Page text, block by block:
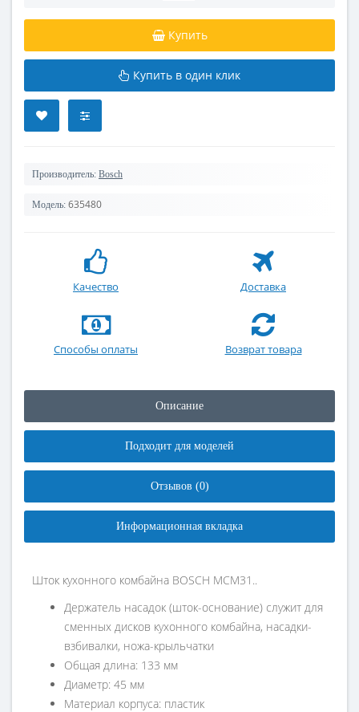
Купить
Купить в один клик
Производитель: Bosch
Модель: 635480
Качество Доставка
Способы оплаты Возврат товара
Описание
Подходит для моделей
Отзывов (0)
Информационная вкладка
Шток кухонного комбайна BOSCH MCM31..
Держатель насадок (шток-основание) служит для
сменных дисков кухонного комбайна, насадки-
взбивалки, ножа-крыльчатки
Общая длина: 133 мм
Диаметр: 45 мм
Материал корпуса: пластик